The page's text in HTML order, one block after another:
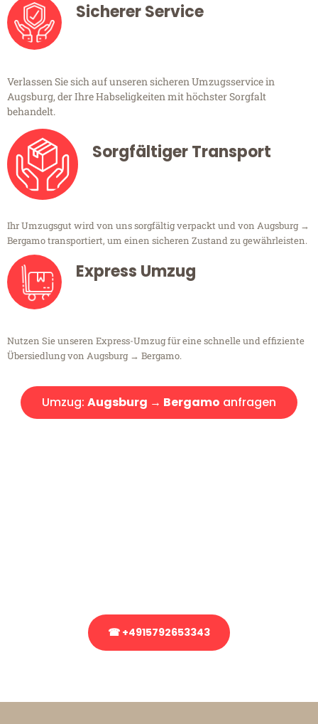
Sicherer Service
Verlassen Sie sich auf unseren sicheren Umzugsservice in
Augsburg, der Ihre Habseligkeiten mit höchster Sorgfalt
behandelt.
Sorgfältiger Transport
Ihr Umzugsgut wird von uns sorgfältig verpackt und von Augsburg →
Bergamo transportiert, um einen sicheren Zustand zu gewährleisten.
Express Umzug
Nutzen Sie unseren Express-Umzug für eine schnelle und effiziente
Übersiedlung von Augsburg → Bergamo.
Umzug: Augsburg → Bergamo anfragen
☎ +4915792653343